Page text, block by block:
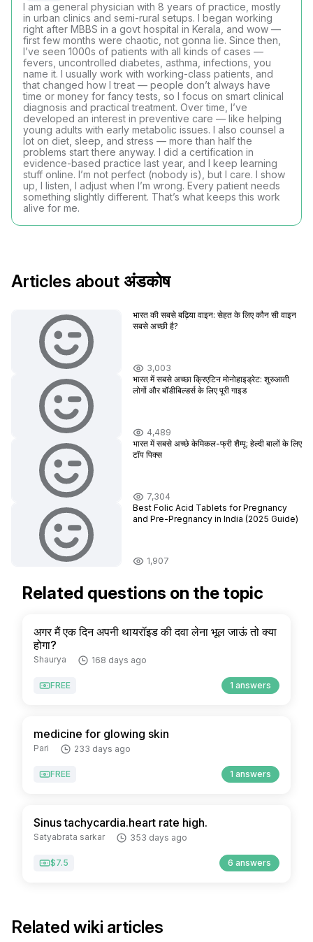
I am a general physician with 8 years of practice, mostly
in urban clinics and semi-rural setups. I began working
right after MBBS in a govt hospital in Kerala, and wow —
first few months were chaotic, not gonna lie. Since then,
I’ve seen 1000s of patients with all kinds of cases —
fevers, uncontrolled diabetes, asthma, infections, you
name it. I usually work with working-class patients, and
that changed how I treat — people don’t always have
time or money for fancy tests, so I focus on smart clinical
diagnosis and practical treatment. Over time, I’ve
developed an interest in preventive care — like helping
young adults with early metabolic issues. I also counsel a
lot on diet, sleep, and stress — more than half the
problems start there anyway. I did a certification in
evidence-based practice last year, and I keep learning
stuff online. I’m not perfect (nobody is), but I care. I show
up, I listen, I adjust when I’m wrong. Every patient needs
something slightly different. That’s what keeps this work
alive for me.
Articles about अंडकोष
भारत की सबसे बढ़िया वाइन: सेहत के लिए कौन सी वाइन
सबसे अच्छी है?
3,003
भारत में सबसे अच्छा क्रिएटिन मोनोहाइड्रेट: शुरुआती
लोगों और बॉडीबिल्डर्स के लिए पूरी गाइड
4,489
भारत में सबसे अच्छे केमिकल-फ्री शैम्पू: हेल्दी बालों के लिए
टॉप पिक्स
7,304
Best Folic Acid Tablets for Pregnancy
and Pre-Pregnancy in India (2025 Guide)
1,907
Related questions on the topic
अगर मैं एक दिन अपनी थायरॉइड की दवा लेना भूल जाऊं तो क्या
होगा?
Shaurya 168 days ago
FREE 1 answers
medicine for glowing skin
Pari 233 days ago
FREE 1 answers
Sinus tachycardia.heart rate high.
Satyabrata sarkar 353 days ago
$7.5 6 answers
Related wiki articles